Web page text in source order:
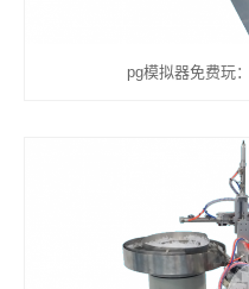
pg模拟器免费玩